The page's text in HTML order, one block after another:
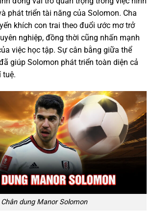
phát triển tài năng của Solomon. Cha
khích con trai theo đuổi ước mơ trở
nghiệp, đồng thời cũng nhấn mạnh
việc học tập. Sự cân bằng giữa thể
giúp Solomon phát triển toàn diện cả
tuệ.
Chân dung Manor Solomon